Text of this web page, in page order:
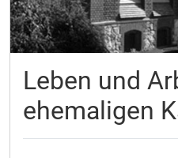
Leben und
ehemaligen